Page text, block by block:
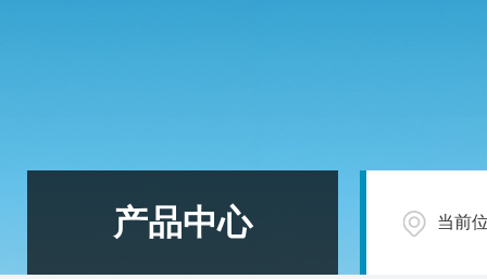
产品中心 当前